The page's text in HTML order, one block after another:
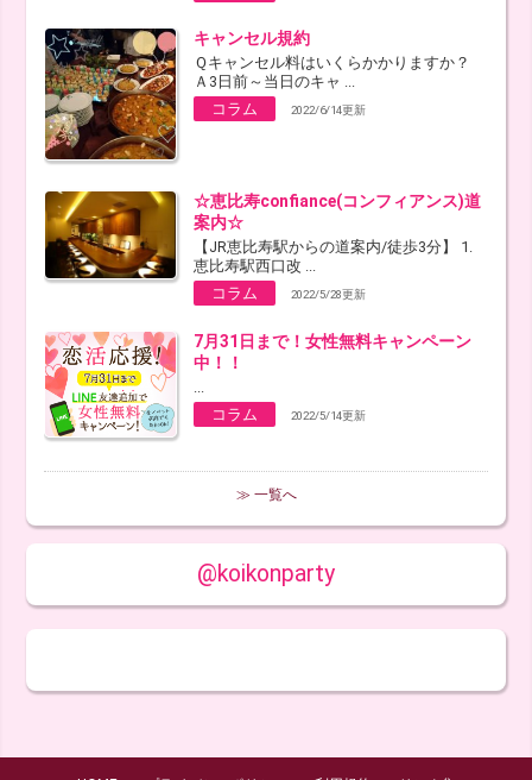
キャンセル規約
Ｑキャンセル料はいくらかかりますか？
Ａ3日前～当日のキャ ...
コラム
2022/6/14更新
☆恵比寿confiance(コンフィアンス)道
案内☆
【JR恵比寿駅からの道案内/徒歩3分】 1.
恵比寿駅西口改 ...
コラム
2022/5/28更新
7月31日まで！女性無料キャンペーン
中！！
コラム
2022/5/14更新
≫ 一覧へ
@koikonparty